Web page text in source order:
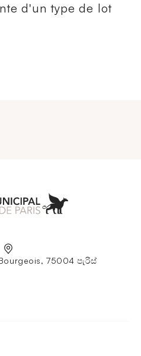
d'un type de lot
75004 පැරිස්